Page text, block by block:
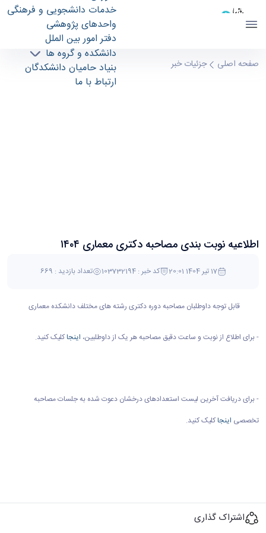
خدمات دانشجویی و فرهنگی
واحدهای پژوهشی
دفتر امور بین الملل
دانشکده و گروه ها
بنیاد حامیان دانشکدگان
ارتباط با ما
صفحه اصلی جزئیات خبر
اطلاعیه نوبت بندی مصاحبه دکتری معماری ۱۴۰۴
17 تیر 1404 20:01 کد خبر : 103732194 تعداد بازدید : 669
قابل توجه داوطلبان مصاحبه دوره دکتری رشته های مختلف دانشکده معماری
- برای اطلاع از نوبت و ساعت دقیق مصاحبه هر یک از داوطلبین، اینجاکلیک کنید.
- برای دریافت آخرین لیست استعدادهای درخشان دعوت شده به جلسات مصاحبه
تخصصی اینجاکلیک کنید.
اشتراک گذاری